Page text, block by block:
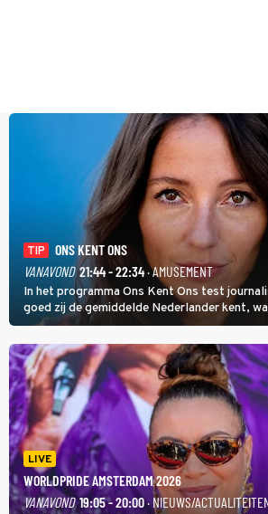
TIP
ONS KENT ONS
VANAVOND 21:44 - 22:34· AMUSEMENT
In het programma Ons Kent Ons test
goed zij de gemiddelde Nederlander kent,
hoofdredacteur van modebladen Glamour
rapper Keizer opneemt tegen Edson da
Huijbregts.
LIVE
WORLDPRIDE AMSTERDAM 2026
VANAVOND 19:05 - 20:00· NIEUWS/